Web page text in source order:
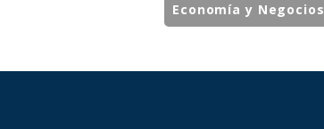
Economía y Negocios